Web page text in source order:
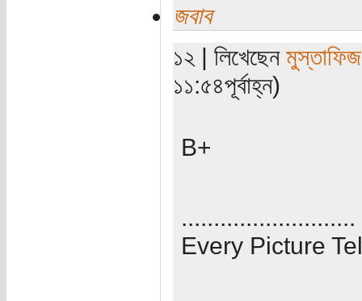
জবাব
১২ | লিখেছেন মুস্তাফিজ
১১:৫৪পূর্বাহ্ন)
B+
...........................
Every Picture